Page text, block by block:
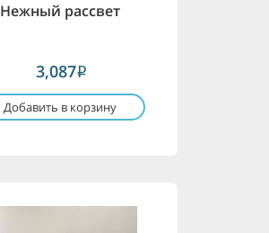
Нежный рассвет
3,087i
Добавить в корзину